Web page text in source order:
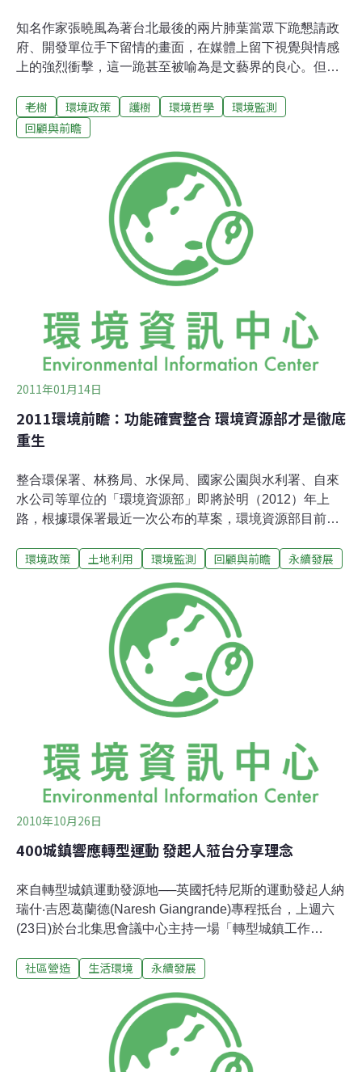
知名作家張曉風為著台北最後的兩片肺葉當眾下跪懇請政
府、開發單位手下留情的畫面，在媒體上留下視覺與情感
上的強烈衝擊，這一跪甚至被喻為是文藝界的良心。但是
樣的運氣，反倒敗伏在公部門的權力傲慢與開發單位的利
益薰心，護樹人變成當地人與開發單位的眼中釘。撇開兩
總幹事潘翰疆、專業者都市改革組織OURs理事/中國科技
大學建築系講師孫啟榕，與大家深入看似簡單的護樹運
動，如何與現行法令、基本心態與公民自救等層面相關
連。都更欠缺前瞻 乏善可陳的人均綠地面積都更是城市轉
型的工具，但這項工具卻往往沒辦法達成居民深切的期
待。節目中孫啟榕老師表示，台灣都市開發有兩個重大盲
點：一是公部門都市開發的反應太慢，跟不上民間開發腳
而沒辦法反映未來的期待。孫老師並舉台北市山坡地保
老樹 環境政策 護樹 環境哲學
環境監測
回顧與前瞻
2011年01月14日
2011環境前瞻：功能確實整合 環境資源部才是徹底
重生
整合環保署、林務局、水保局、國家公園與水利署、自來
水公司等單位的「環境資源部」即將於明（2012）年上
路，根據環保署最近一次公布的草案，環境資源部目前共
但是否能發揮原訂的功能與目標？為此，台灣環境資訊協
者表示，環資部的組織目前看來只是將原有的單位換個名
字兜在一起，仍需更審慎的調整，確實做功能整合，才能
讓環境資源部徹底重生。組織大搬風 卻未必代表變革前台
大生農學院院長楊平世表示，目前環資部的組織架構還沒
有很深入地整合內容相近的行政機關，像是國家公園與林
務局，在環境資源部就只是單純換個名稱變成「國家公園
署」、「森林與自然保育署」；再拿現有的林試所與特生
府在籌劃環資部時真的要事先整合並做好資源分配，而不
是單純地把各單位的人給搬過來而已。
環境政策 土地利用 環境監測 回顧與前瞻 永續發展
2010年10月26日
400城鎮響應轉型運動 發起人蒞台分享理念
來自轉型城鎮運動發源地──英國托特尼斯的運動發起人納
瑞什‧吉恩葛蘭德(Naresh Giangrande)專程抵台，上週六
(23日)於台北集思會議中心主持一場「轉型城鎮工作
運動的運作模型。透過「經濟發展與環境能否達到平衡
轉型著重在過程，先從自身開始做起，再逐步帶動週遭的
人事物。英國轉型城鎮運動的起源，主要回應人類面臨的
兩大困難：越演越烈的氣候災難挑戰人類社會穩定度，其
二是全球石油產量減少，對於已高度石化上癮的工業社會
社區營造 生活環境 永續發展